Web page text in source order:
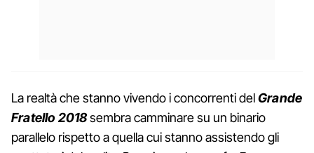
La realtà che stanno vivendo i concorrenti delGrande
Fratello 2018 sembra camminare su un binario
parallelo rispetto a quella cui stanno assistendo gli